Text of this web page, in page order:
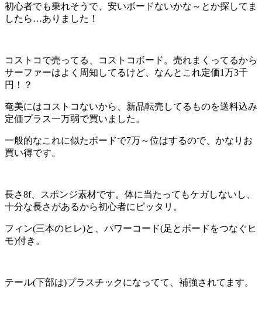
初心者でも乗れそうで、安いボードないかな～とか探してま
したら…ありました！
コストコで売ってる、コストコボード。売れまくってるから
サーファーはよく周知してるけど、なんとこれ定価1万3千
円！？
奄美にはコストコないから、新品転売してるものを送料込み
定価プラス一万弱で買いました。
一般的なこれに似たボードで7万～位はするので、かなりお
買い得です。
長さ8f、スポンジ素材です。体に当たってもケガしないし、
十分な長さがあるから初心者にピッタリ。
フィン(三本のヒレ)と、パワーコード(足とボードをつなぐヒ
モ)付き。
テール(下部は)プラスチックになってて、補強されてます。